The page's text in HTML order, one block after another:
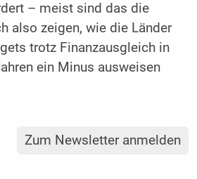
– meist sind das die
also zeigen, wie die Länder
trotz Finanzausgleich in
ein Minus ausweisen
Zum Newsletter anmelden